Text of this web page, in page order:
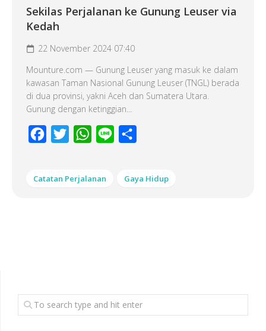
Sekilas Perjalanan ke Gunung Leuser via
Kedah
22 November 2024 07:40
Mounture.com — Gunung Leuser yang masuk ke dalam
kawasan Taman Nasional Gunung Leuser (TNGL) berada
di dua provinsi, yakni Aceh dan Sumatera Utara.
Gunung dengan ketinggian...
Facebook
Twitter WhatsApp
Line
Catatan Perjalanan Gaya Hidup